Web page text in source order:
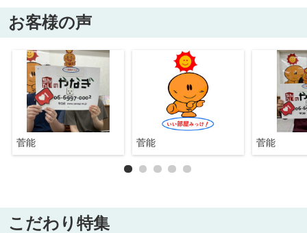
お客様の声
菅能 菅能 菅能
こだわり特集